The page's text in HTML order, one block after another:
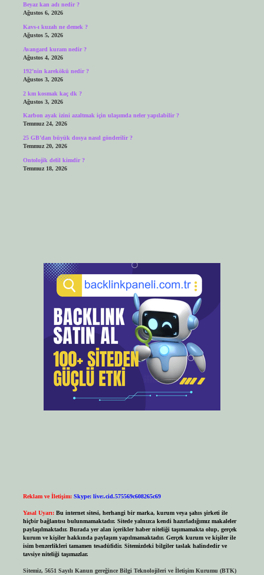
Beyaz kan adı nedir ?
Ağustos 6, 2026
Kavs-ı kuzah ne demek ?
Ağustos 5, 2026
Avangard kuram nedir ?
Ağustos 4, 2026
192’nin karekökü nedir ?
Ağustos 3, 2026
2 km kosmak kaç dk ?
Ağustos 3, 2026
Karbon ayak izini azaltmak için ulaşımda neler yapılabilir ?
Temmuz 24, 2026
25 GB’dan büyük dosya nasıl gönderilir ?
Temmuz 20, 2026
Ontolojik delil kimdir ?
Temmuz 18, 2026
Reklam ve İletişim: Skype: live:.cid.575569c608265c69
Yasal Uyarı: Bu internet sitesi, herhangi bir marka, kurum veya şahıs şirketi ile
hiçbir bağlantısı bulunmamaktadır. Sitede yalnızca kendi hazırladığımız makaleler
paylaşılmaktadır. Burada yer alan içerikler haber niteliği taşımamakta olup, gerçek
kurum ve kişiler hakkında paylaşım yapılmamaktadır. Gerçek kurum ve kişiler ile
isim benzerlikleri tamamen tesadüfidir. Sitemizdeki bilgiler taslak halindedir ve
tavsiye niteliği taşımazlar.
Sitemiz, 5651 Sayılı Kanun gereğince Bilgi Teknolojileri ve İletişim Kurumu (BTK)